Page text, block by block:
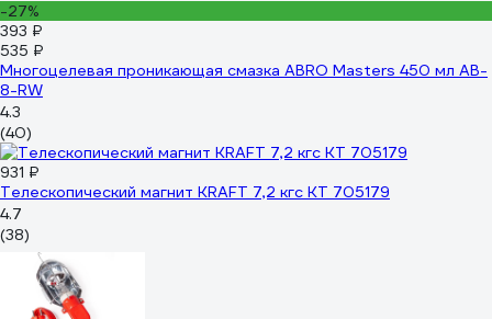
-27%
393 ₽
535 ₽
Многоцелевая проникающая смазка ABRO Masters 450 мл AB-
8-RW
4.3
(40)
931 ₽
Телескопический магнит KRAFT 7,2 кгс KT 705179
4.7
(38)